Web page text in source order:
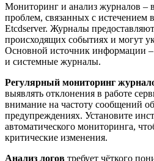
Мониторинг и анализ журналов –
проблем, связанных с истечением
Etcdserver. Журналы
происходящих событиях и могут
Основной источник информации
и системные журналы.
Регулярный мониторинг
выявлять отклонения в работе
внимание на частоту сообщений
предупреждениях. Установите
автоматического мониторинга,
критические изменения.
Анализ логов требует чёткого